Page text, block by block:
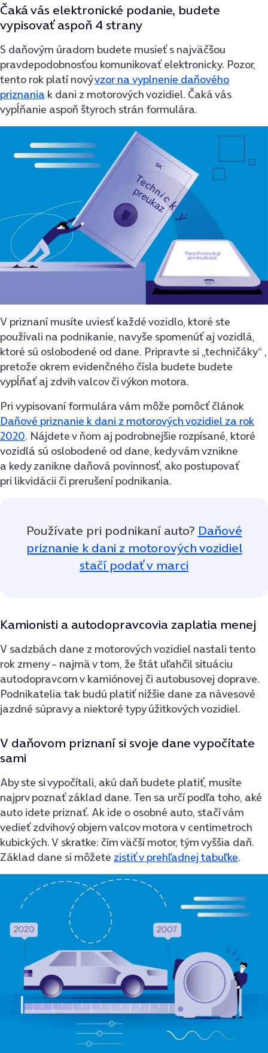
Čaká vás elektronické podanie, budete
vypisovať aspoň 4 strany
S daňovým úradom budete musieť s najväčšou
pravdepodobnosťou komunikovať elektronicky. Pozor,
tento rok platí novývzor na vyplnenie daňového
priznania k dani z motorových vozidiel. Čaká vás
vypĺňanie aspoň štyroch strán formulára.
V priznaní musíte uviesť každé vozidlo, ktoré ste
používali na podnikanie, navyše spomenúť aj vozidlá,
ktoré sú oslobodené od dane. Pripravte si „techničáky“ ,
pretože okrem evidenčného čísla budete budete
vypĺňať aj zdvih valcov či výkon motora.
Pri vypisovaní formulára vám môže pomôcť článok
Daňové priznanie k dani z motorových vozidiel za rok
2020. Nájdete v ňom aj podrobnejšie rozpísané, ktoré
vozidlá sú oslobodené od dane, kedy vám vznikne
a kedy zanikne daňová povinnosť, ako postupovať
pri likvidácii či prerušení podnikania.
Používate pri podnikaní auto? Daňové
priznanie k dani z motorových vozidiel
stačí podať v marci
Kamionisti a autodopravcovia zaplatia menej
V sadzbách dane z motorových vozidiel nastali tento
rok zmeny – najmä v tom, že štát uľahčil situáciu
autodopravcom v kamiónovej či autobusovej doprave.
Podnikatelia tak budú platiť nižšie dane za návesové
jazdné súpravy a niektoré typy úžitkových vozidiel.
V daňovom priznaní si svoje dane vypočítate
sami
Aby ste si vypočítali, akú daň budete platiť, musíte
najprv poznať základ dane. Ten sa určí podľa toho, aké
auto idete priznať. Ak ide o osobné auto, stačí vám
vedieť zdvihový objem valcov motora v centimetroch
kubických. V skratke: čím väčší motor, tým vyššia daň.
Základ dane si môžete zistiť v prehľadnej tabuľke.